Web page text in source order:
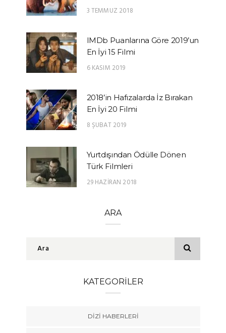
3 TEMMUZ 2018
IMDb Puanlarına Göre 2019’un
En İyi 15 Filmi
6 KASIM 2019
2018’in Hafızalarda İz Bırakan
En İyi 20 Filmi
8 ŞUBAT 2019
Yurtdışından Ödülle Dönen
Türk Filmleri
29 HAZIRAN 2018
ARA
KATEGORILER
DIZI HABERLERI